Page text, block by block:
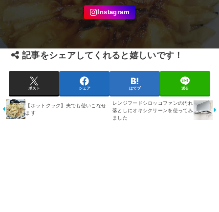
記事をシェアしてくれると嬉しいです！
ポスト シェア はてブ 送る
【ホットクック】夫でも使いこなせ
ます
レンジフードシロッコファンの汚れ
落としにオキシクリーンを使ってみ
ました